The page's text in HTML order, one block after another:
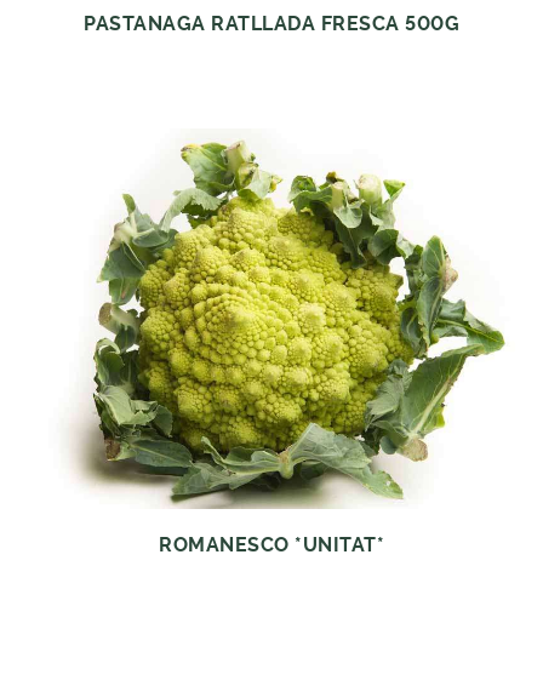
PASTANAGA RATLLADA FRESCA 500G
ROMANESCO *UNITAT*